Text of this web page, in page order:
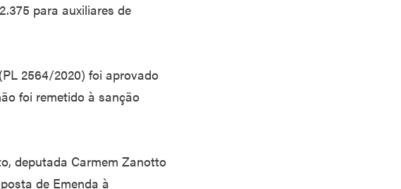
para auxiliares de
2564/2020) foi aprovado
foi remetido à sanção
deputada Carmem Zanotto
de Emenda à